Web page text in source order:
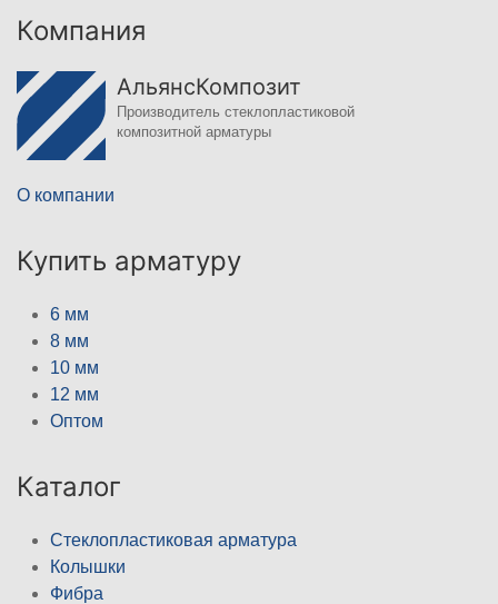
Компания
АльянсКомпозит
Производитель стеклопластиковой
композитной арматуры
О компании
Купить арматуру
6 мм
8 мм
10 мм
12 мм
Оптом
Каталог
Стеклопластиковая арматура
Колышки
Фибра